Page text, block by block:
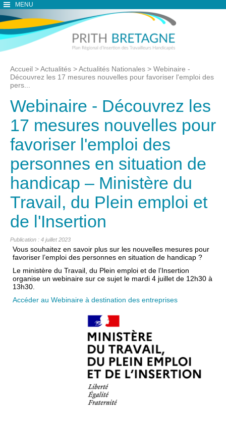
MENU
Accueil >Actualités >Actualités Nationales > Webinaire -
Découvrez les 17 mesures nouvelles pour favoriser l'emploi des
pers...
Webinaire - Découvrez les
17 mesures nouvelles pour
favoriser l'emploi des
personnes en situation de
handicap – Ministère du
Travail, du Plein emploi et
de l'Insertion
Publication : 4 juillet 2023
Vous souhaitez en savoir plus sur les nouvelles mesures pour
favoriser l’emploi des personnes en situation de handicap ?
Le ministère du Travail, du Plein emploi et de l’Insertion
organise un webinaire sur ce sujet le mardi 4 juillet de 12h30 à
13h30.
Accéder au Webinaire à destination des entreprises